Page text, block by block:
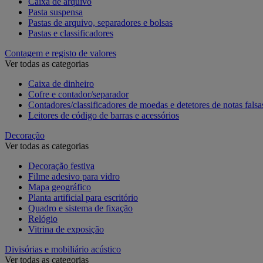
Pasta suspensa
Pastas de arquivo, separadores e bolsas
Pastas e classificadores
Contagem e registo de valores
Ver todas as categorias
Caixa de dinheiro
Cofre e contador/separador
Contadores/classificadores de moedas e detetores de notas
Leitores de código de barras e acessórios
Decoração
Ver todas as categorias
Decoração festiva
Filme adesivo para vidro
Mapa geográfico
Planta artificial para escritório
Quadro e sistema de fixação
Relógio
Vitrina de exposição
Divisórias e mobiliário acústico
Ver todas as categorias